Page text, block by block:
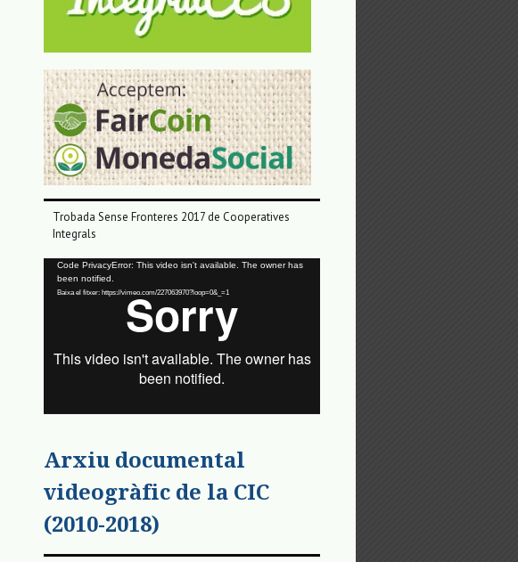
Trobada Sense Fronteres 2017 de Cooperatives
Integrals
Reproductor
vídeo
Code PrivacyError: This video isn't available. The owner has
been notified.
Baixa el fitxer: https://vimeo.com/227063970?loop=0&_=1
Arxiu documental
videogràfic de la CIC
(2010-2018)